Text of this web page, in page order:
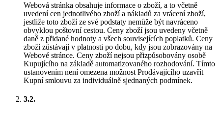
Webová stránka obsahuje informace o zboží, a to včetně
uvedení cen jednotlivého zboží a nákladů za vrácení zboží,
jestliže toto zboží ze své podstaty nemůže být navráceno
obvyklou poštovní cestou. Ceny zboží jsou uvedeny včetně
daně z přidané hodnoty a všech souvisejících poplatků. Ceny
zboží zůstávají v platnosti po dobu, kdy jsou zobrazovány na
Webové stránce. Ceny zboží nejsou přizpůsobovány osobě
Kupujícího na základě automatizovaného rozhodování. Tímto
ustanovením není omezena možnost Prodávajícího uzavřít
Kupní smlouvu za individuálně sjednaných podmínek.
3.2.